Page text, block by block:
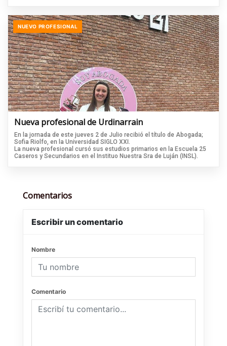
NUEVO PROFESIONAL
Nueva profesional de Urdinarrain
En la jornada de este jueves 2 de Julio recibió el título de Abogada;
Sofia Riolfo, en la Universidad SIGLO XXI.
La nueva profesional cursó sus estudios primarios en la Escuela 25
Caseros y Secundarios en el Instituo Nuestra Sra de Luján (INSL).
Comentarios
Escribir un comentario
Nombre
Comentario